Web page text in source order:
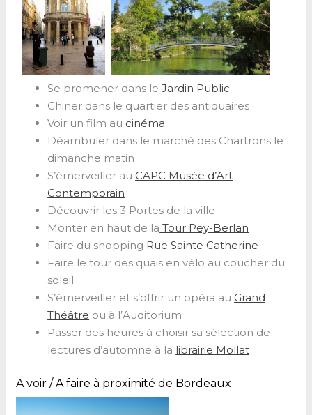
Se promener dans leJardin Public
Chiner dans le quartier des antiquaires
Voir un film au cinéma
Déambuler dans le marché des Chartrons le
dimanche matin
S’émerveiller au CAPC Musée d’Art
Contemporain
Découvrir les 3 Portes de la ville
Monter en haut de la Tour Pey-Berlan
Faire du shopping Rue Sainte Catherine
Faire le tour des quais en vélo au coucher du
soleil
S’émerveiller et s’offrir un opéra au Grand
Théâtre ou à l’Auditorium
Passer des heures à choisir sa sélection de
lectures d’automne à la librairie Mollat
A voir / A faire à proximité de Bordeaux